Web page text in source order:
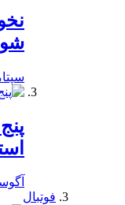
سپتامبر
آگوست
فوتبال